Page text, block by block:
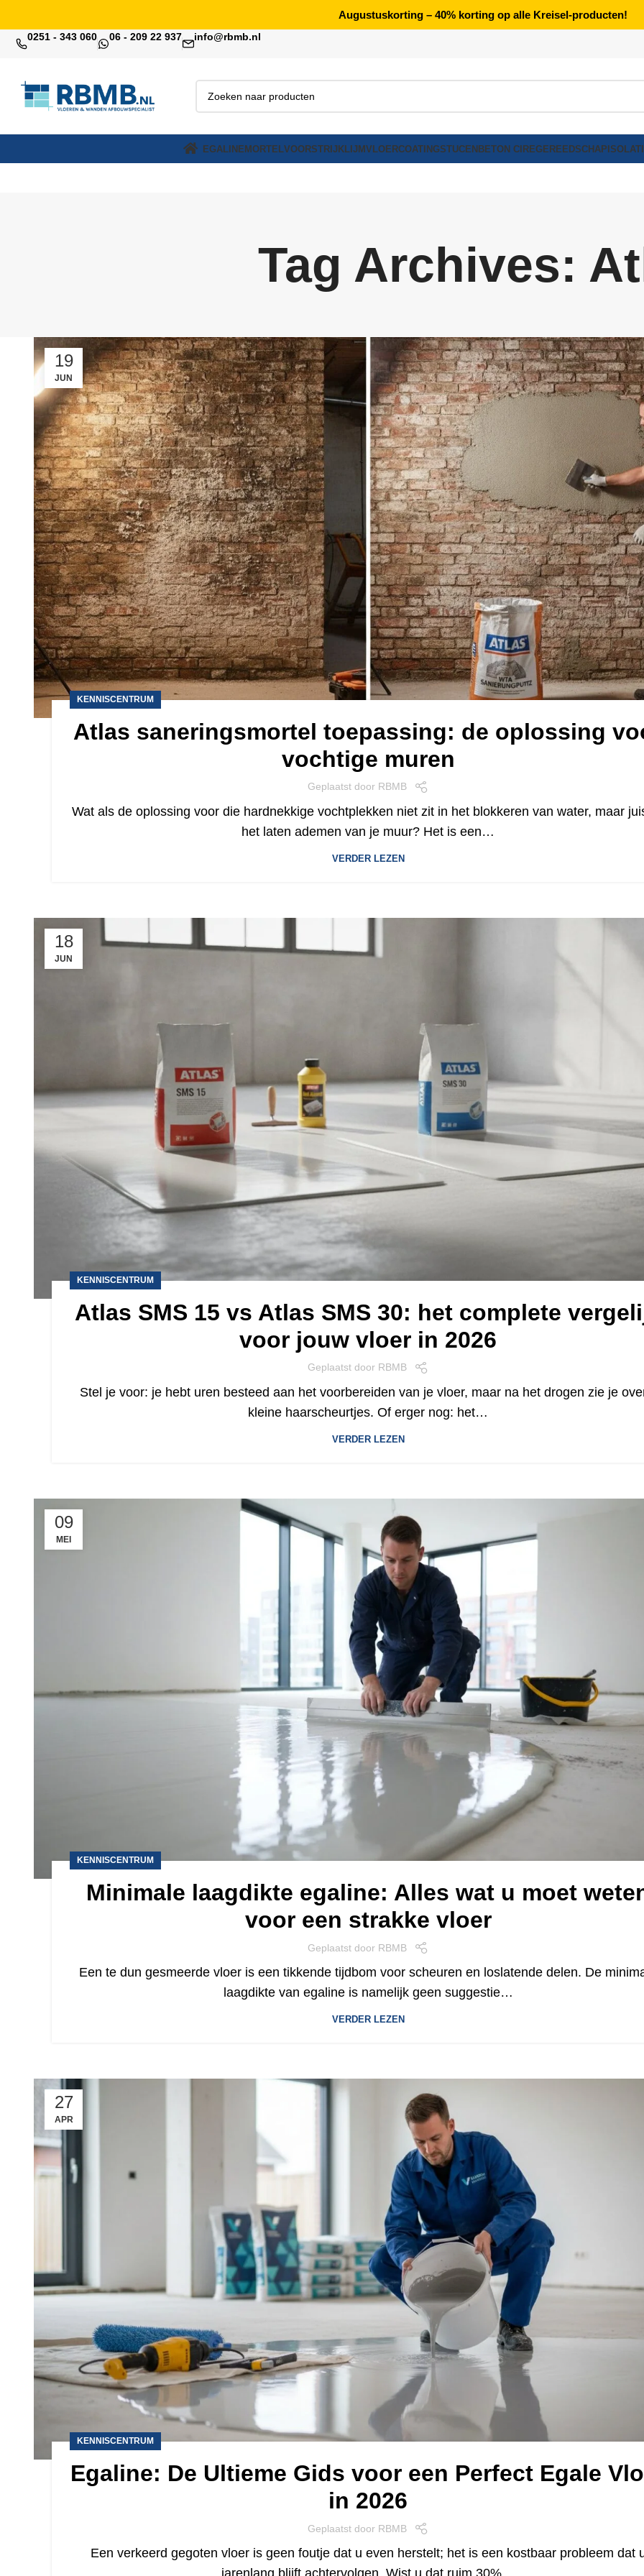
Augustuskorting – 40% korting op alle Kreisel-producten!
0251 - 343 060 06 - 209 22 937 info@rbmb.nl
EGALINEMORTELVOORSTRIJKLIJMVLOERCOATINGSTUCENBETON CIREGEREEDSCHAP
Tag Archives:
19
JUN
KENNISCENTRUM
Atlas saneringsmortel toepassing: de oplossing
vochtige muren
Geplaatst door RBMB
Wat als de oplossing voor die hardnekkige vochtplekken niet zit in het blokkeren van water, maar
het laten ademen van je muur? Het is een…
VERDER LEZEN
18
JUN
KENNISCENTRUM
Atlas SMS 15 vs Atlas SMS 30: het complete
voor jouw vloer in 2026
Geplaatst door RBMB
Stel je voor: je hebt uren besteed aan het voorbereiden van je vloer, maar na het drogen zie je
kleine haarscheurtjes. Of erger nog: het…
VERDER LEZEN
09
MEI
KENNISCENTRUM
Minimale laagdikte egaline: Alles wat u moet
voor een strakke vloer
Geplaatst door RBMB
Een te dun gesmeerde vloer is een tikkende tijdbom voor scheuren en loslatende delen. De
laagdikte van egaline is namelijk geen suggestie…
VERDER LEZEN
27
APR
KENNISCENTRUM
Egaline: De Ultieme Gids voor een Perfect Egale
in 2026
Geplaatst door RBMB
Een verkeerd gegoten vloer is geen foutje dat u even herstelt; het is een kostbaar probleem dat